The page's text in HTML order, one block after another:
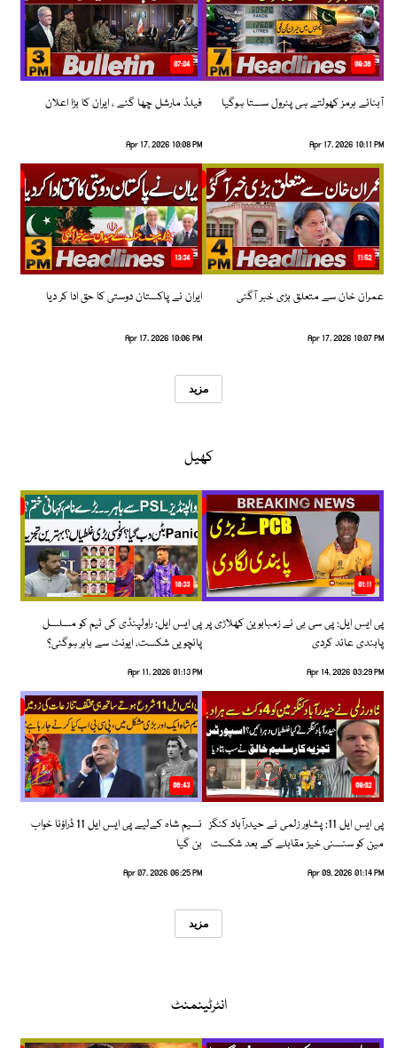
08:36
آبنائے ہرمز کھولتے ہی پٹرول سستا ہوگیا
Apr 17, 2026 10:11 PM
07:04
فیلڈ مارشل چھا گئے ، ایران کا بڑا اعلان
Apr 17, 2026 10:08 PM
11:52
عمران خان سے متعلق بڑی خبر آگئی
Apr 17, 2026 10:07 PM
13:34
ایران نے پاکستان دوستی کا حق ادا کر دیا
Apr 17, 2026 10:06 PM
مزید
کھیل
01:11
پی ایس ایل: پی سی بی نے زمبابوین کھلاڑی پر
پابندی عائد کردی
Apr 14, 2026 03:29 PM
10:33
پی ایس ایل: راولپنڈی کی ٹیم کو مسلسل
پانچویں شکست، ایونٹ سے باہر ہوگئی؟
Apr 11, 2026 01:13 PM
09:02
پی ایس ایل 11: پشاور زلمی نے حیدرآباد کنگز
مین کو سنسنی خیز مقابلے کے بعد شکست
Apr 09, 2026 01:14 PM
06:43
نسیم شاہ کےلیے پی ایس ایل 11 ڈراؤنا خواب
بن گیا
Apr 07, 2026 06:25 PM
مزید
انٹرٹینمنٹ